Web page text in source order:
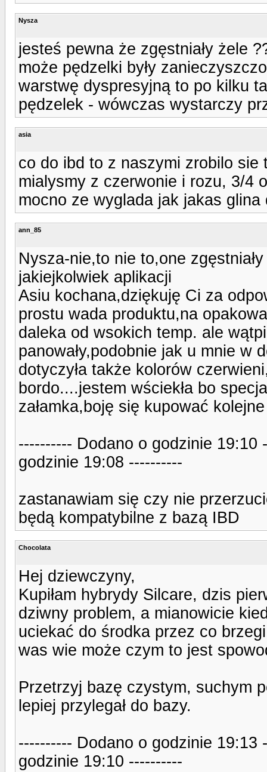
Nysza
jesteś pewna że zgęstniały żele
może pędzelki były
warstwę dyspresyjną to po kilku
pędzelek - wówczas wystarczy
asia
co do ibd to z naszymi zrobilo
mialysmy z czerwonie i rozu, 3/4
mocno ze wyglada jak jakas
ann_85
Nysza-nie,to nie to,one
jakiejkolwiek aplikacji
Asiu kochana,dziękuję Ci za
prostu wada produktu,na
daleka od wsokich temp. ale
panowały,podobnie jak u mnie w
dotyczyła także kolorów
bordo....jestem wściekła bo
załamka,boję się kupować
---------- Dodano o godzinie 19:10
godzinie 19:08 ----------
zastanawiam się czy nie
będą kompatybilne z bazą IBD
Chocolata
Hej dziewczyny,
Kupiłam hybrydy Silcare, dzis
dziwny problem, a mianowicie
uciekać do środka przez co
was wie może czym to jest
Przetrzyj bazę czystym, suchym
lepiej przylegał do bazy.
---------- Dodano o godzinie 19:13
godzinie 19:10 ----------